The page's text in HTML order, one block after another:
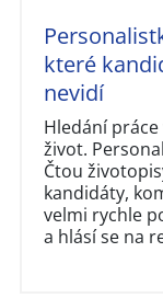
které
nevidí
Hledání
život.
Čtou
kandidáty,
velmi rychle
a hlásí se na